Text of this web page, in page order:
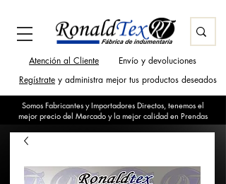
Regístrate y administra mejor tus productos deseados
Somos Fabricantes y Importadores Directos, tenemos el
mejor precio del Mercado y la mejor calidad en Prendas
Atención al Cliente Envío y devoluciones